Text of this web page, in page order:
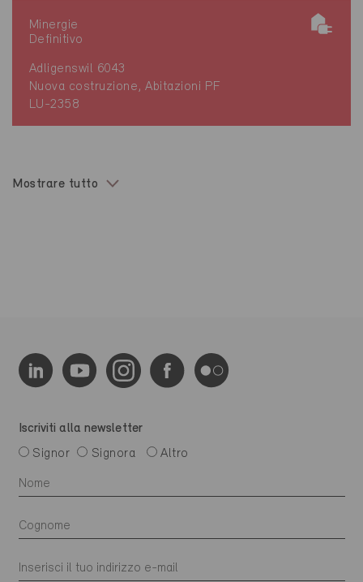
Minergie
Definitivo
Adligenswil 6043
Nuova costruzione, Abitazioni PF
LU-2358
Mostrare tutto
Iscriviti alla newsletter
Signor
Signora Altro